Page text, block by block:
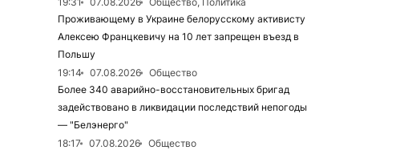
Проживающему в Украине белорусскому активисту
Алексею Францкевичу на 10 лет запрещен въезд в
Польшу
19:14
07.08.2026
Общество
Более 340 аварийно-восстановительных бригад
задействовано в ликвидации последствий непогоды
— "Белэнерго"
18:17
07.08.2026
Общество